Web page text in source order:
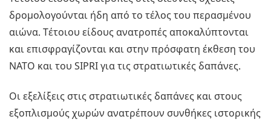
δρομολογούνται ήδη από το τέλος του περασμένου
αιώνα. Τέτοιου είδους ανατροπές αποκαλύπτονται
και επισφραγίζονται και στην πρόσφατη έκθεση του
ΝΑΤΟ και του SIPRI για τις στρατιωτικές δαπάνες.
Οι εξελίξεις στις στρατιωτικές δαπάνες και στους
εξοπλισμούς χωρών ανατρέπουν συνθήκες ιστορικής